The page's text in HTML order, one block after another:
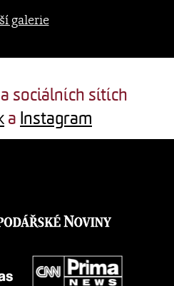
galerie
sociálních sítích
a Instagram